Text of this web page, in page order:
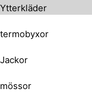
Ytterkläder
termobyxor
Jackor
mössor